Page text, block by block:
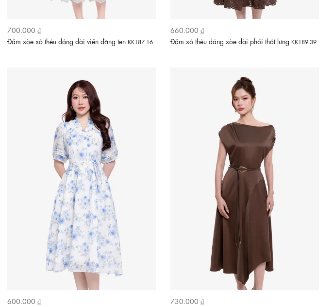
700.000 ₫
Đầm xòe xô thêu dáng dài viền đăng ten KK187-16
660.000 ₫
Đầm xô thêu dáng xòe dài phối thắt lưng KK189-39
600.000 ₫
730.000 ₫